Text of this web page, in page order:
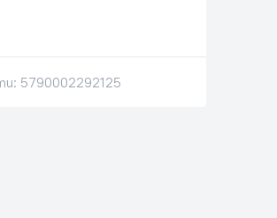
5790002292125